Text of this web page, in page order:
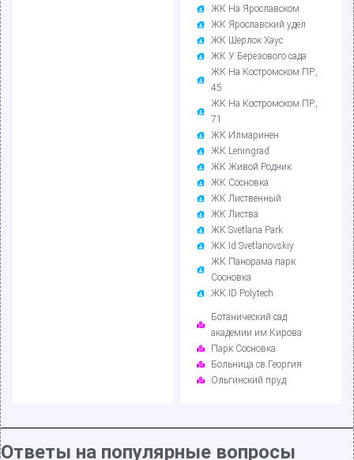
ЖК На Ярославском
ЖК Ярославский удел
ЖК Шерлок Хаус
ЖК У Березового сада
ЖК На Костромском ПР.,
45
ЖК На Костромском ПР.,
71
ЖК Илмаринен
ЖК Leningrad
ЖК Живой Родник
ЖК Сосновка
ЖК Лиственный
ЖК Листва
ЖК Svetlana Park
ЖК Id Svetlanovskiy
ЖК Панорама парк
Сосновка
ЖК ID Polytech
Ботанический сад
академии им.Кирова
Парк Сосновка
Больница св.Георгия
Ольгинский пруд
Ответы на популярные вопросы